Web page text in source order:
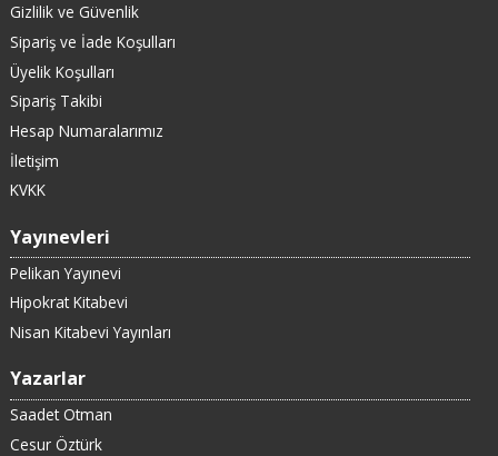
Gizlilik ve Güvenlik
Sipariş ve İade Koşulları
Üyelik Koşulları
Sipariş Takibi
Hesap Numaralarımız
İletişim
KVKK
Yayınevleri
Pelikan Yayınevi
Hipokrat Kitabevi
Nisan Kitabevi Yayınları
Yazarlar
Saadet Otman
Cesur Öztürk